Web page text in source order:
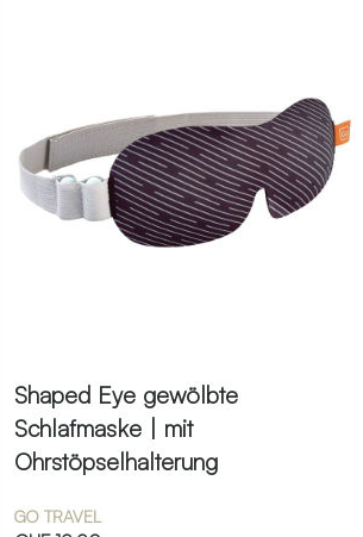
Shaped Eye gewölbte
Schlafmaske | mit
Ohrstöpselhalterung
GO TRAVEL